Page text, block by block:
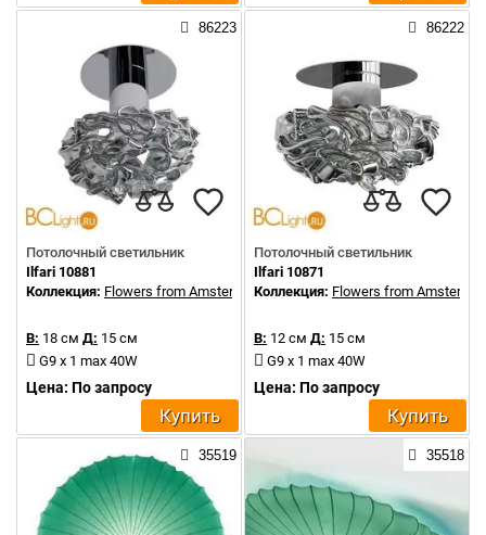
86223
Потолочный светильник
Ilfari 10881
Коллекция: Flowers from Amsterdam
В: 18 см Д: 15 см
G9 x 1 max 40W
Цена: По запросу
Купить
86222
Потолочный светильник
Ilfari 10871
Коллекция: Flowers from
В: 12 см Д: 15 см
G9 x 1 max 40W
Цена: По запросу
Купить
35519 35518